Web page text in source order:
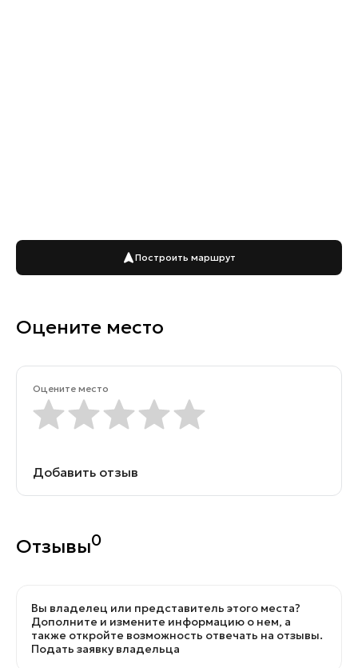
Построить маршрут
Оцените место
Оцените место
Добавить отзыв
Отзывы0
Вы владелец или представитель этого места?
Дополните и измените информацию о нем, а
также откройте возможность отвечать на отзывы.
Подать заявку владельца